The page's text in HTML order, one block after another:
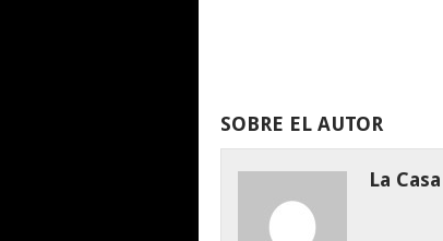
SOBRE EL AUTOR
La